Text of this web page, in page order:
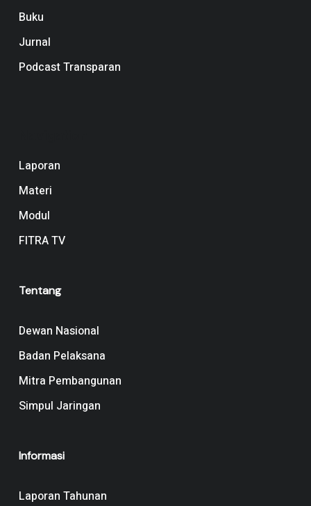
Buku
Jurnal
Podcast Transparan
Laporan
Materi
Modul
FITRA TV
Tentang
Dewan Nasional
Badan Pelaksana
Mitra Pembangunan
Simpul Jaringan
Informasi
Laporan Tahunan